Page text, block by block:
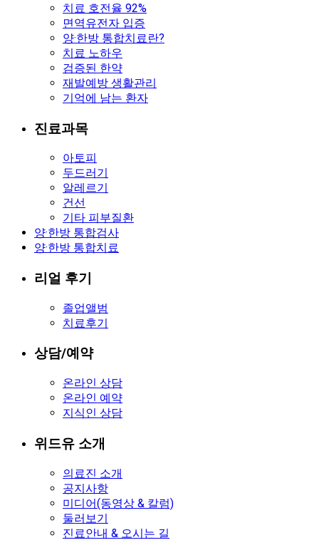
치료 호전율 92%
면역유전자 입증
양·한방 통합치료란?
치료 노하우
검증된 한약
재발예방 생활관리
기억에 남는 환자
진료과목
아토피
두드러기
알레르기
건선
기타 피부질환
양·한방 통합검사
양·한방 통합치료
리얼 후기
졸업앨범
치료후기
상담/예약
온라인 상담
온라인 예약
지식인 상담
위드유 소개
의료진 소개
공지사항
미디어(동영상 & 칼럼)
둘러보기
진료안내 & 오시는 길